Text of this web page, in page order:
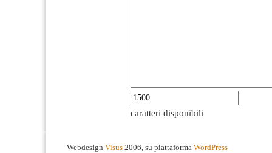
caratteri disponibili
Webdesign Visus 2006, su piattaforma WordPress